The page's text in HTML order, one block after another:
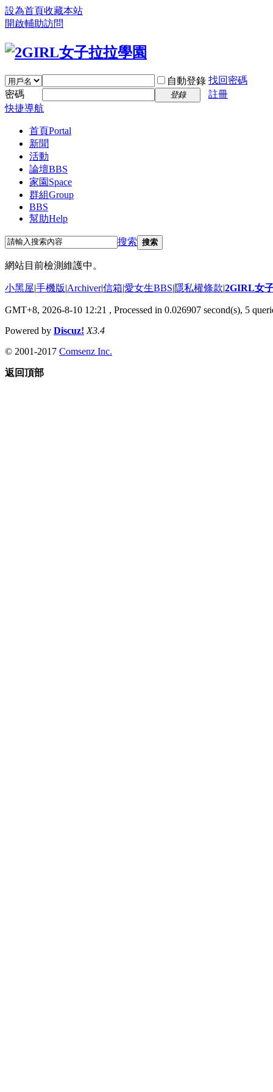
設為首頁收藏本站
開啟輔助訪問
自動登錄 找回密碼
密碼
登錄
註冊
快捷導航
首頁Portal
新聞
活動
論壇BBS
家園 Space
群組Group
BBS
幫助Help
搜索 搜索
網站目前檢測維護中。
小黑屋|手機版|Archiver|信箱|愛女生BBS|隱私權條款|2GIRL女
GMT+8, 2026-8-10 12:21 , Processed in 0.026907 second(s), 5
Powered by Discuz! X3.4
© 2001-2017 Comsenz Inc.
返回頂部